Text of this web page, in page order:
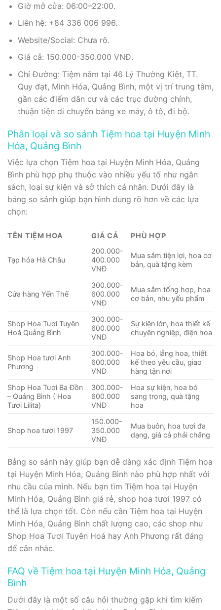
Giờ mở cửa: 06:00–22:00.
Liên hệ: +84 336 006 996.
Website/Social: Chưa rõ.
Giá cả: 150.000-350.000 VNĐ.
Chỉ Đường: Tiệm nằm tại 46 Lý Thường Kiệt, TT.
Quy đạt, Minh Hóa, Quảng Bình, một vị trí trung tâm,
gần các điểm dân cư và các trục đường chính,
thuận tiện di chuyển bằng xe máy, ô tô, đi bộ.
Phân loại và so sánh Tiệm hoa tại Huyện Minh
Hóa, Quảng Bình
Việc lựa chọn Tiệm hoa tại Huyện Minh Hóa, Quảng
Bình phù hợp phụ thuộc vào nhiều yếu tố như ngân
sách, loại sự kiện và sở thích cá nhân. Dưới đây là
bảng so sánh giúp bạn hình dung rõ hơn về các lựa
chọn:
TÊN TIỆM HOA GIÁ CẢ PHÙ HỢP
Tạp hóa Hà Châu
200.000-
400.000
VNĐ
Mua sắm tiện lợi, hoa cơ
bản, quà tặng kèm
Cửa hàng Yến Thế
300.000-
600.000
VNĐ
Mua sắm tổng hợp, hoa
cơ bản, nhu yếu phẩm
Shop Hoa Tươi Tuyên
Hoá Quảng Bình
300.000-
600.000
VNĐ
Sự kiện lớn, hoa thiết kế
chuyên nghiệp, điện hoa
Shop Hoa tươi Anh
Phương
300.000-
600.000
VNĐ
Hoa bó, lẵng hoa, thiết
kế theo yêu cầu, giao
hàng tận nơi
Shop Hoa Tươi Ba Đồn
– Quảng Bình ( Hoa
Tươi Lilita)
300.000-
600.000
VNĐ
Hoa sự kiện, hoa bó
sang trọng, quà tặng
hoa
Shop hoa tươi 1997
150.000-
350.000
VNĐ
Mua buôn, hoa tươi đa
dạng, giá cả phải chăng
Bảng so sánh này giúp bạn dễ dàng xác định Tiệm hoa
tại Huyện Minh Hóa, Quảng Bình nào phù hợp nhất với
nhu cầu của mình. Nếu bạn tìm Tiệm hoa tại Huyện
Minh Hóa, Quảng Bình giá rẻ, shop hoa tươi 1997 có
thể là lựa chọn tốt. Còn nếu cần Tiệm hoa tại Huyện
Minh Hóa, Quảng Bình chất lượng cao, các shop như
Shop Hoa Tươi Tuyên Hoá hay Anh Phương rất đáng
để cân nhắc.
FAQ về Tiệm hoa tại Huyện Minh Hóa, Quảng
Bình
Dưới đây là một số câu hỏi thường gặp khi tìm kiếm